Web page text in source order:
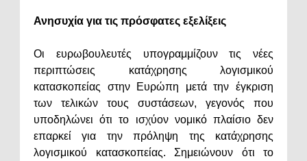
Ανησυχία για τις πρόσφατες εξελίξεις
Οι ευρωβουλευτές υπογραμμίζουν τις νέες
περιπτώσεις κατάχρησης λογισμικού
κατασκοπείας στην Ευρώπη μετά την έγκριση
των τελικών τους συστάσεων, γεγονός που
υποδηλώνει ότι το ισχύον νομικό πλαίσιο δεν
επαρκεί για την πρόληψη της κατάχρησης
λογισμικού κατασκοπείας. Σημειώνουν ότι το